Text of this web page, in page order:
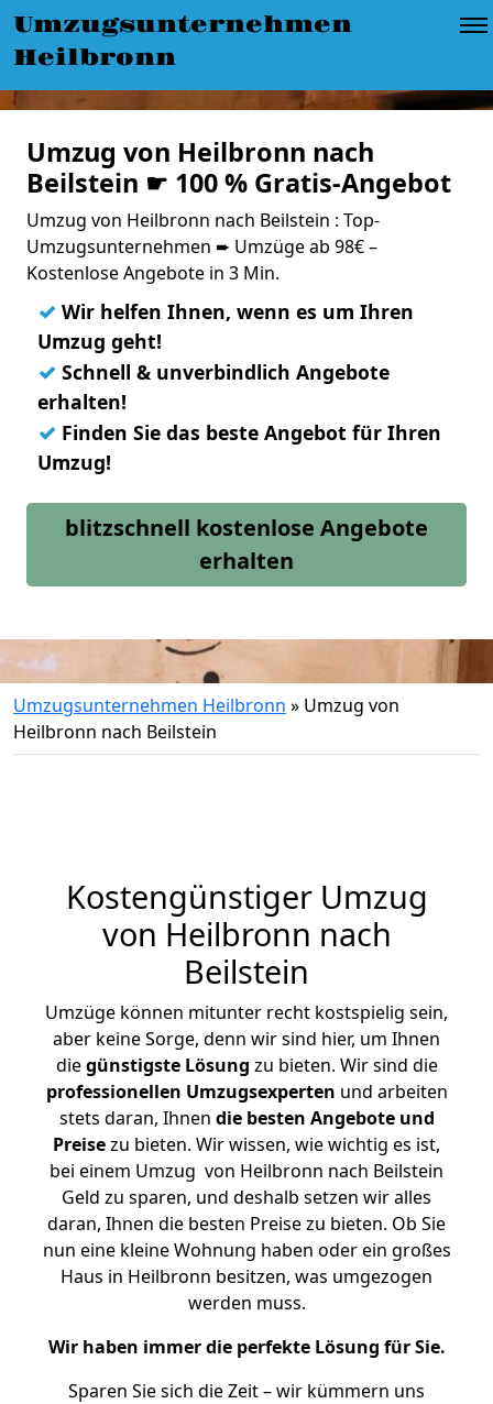
Umzugsunternehmen
Heilbronn
Umzug von Heilbronn nach
Beilstein ☛ 100 % Gratis-Angebot
Umzug von Heilbronn nach Beilstein : Top-
Umzugsunternehmen ➨ Umzüge ab 98€ –
Kostenlose Angebote in 3 Min.
✓ Wir helfen Ihnen, wenn es um Ihren
Umzug geht!
✓ Schnell & unverbindlich Angebote
erhalten!
✓ Finden Sie das beste Angebot für Ihren
Umzug!
blitzschnell kostenlose Angebote
erhalten
Umzugsunternehmen Heilbronn » Umzug von
Heilbronn nach Beilstein
Kostengünstiger Umzug
von Heilbronn nach
Beilstein
Umzüge können mitunter recht kostspielig sein,
aber keine Sorge, denn wir sind hier, um Ihnen
diegünstigste Lösung zu bieten. Wir sind die
professionellen Umzugsexperten und arbeiten
stets daran, Ihnen die besten Angebote und
Preisezu bieten. Wir wissen, wie wichtig es ist,
bei einem Umzug von Heilbronn nach Beilstein
Geld zu sparen, und deshalb setzen wir alles
daran, Ihnen die besten Preise zu bieten. Ob Sie
nun eine kleine Wohnung haben oder ein großes
Haus in Heilbronn besitzen, was umgezogen
werden muss.
Wir haben immer die perfekte Lösung für Sie.
Sparen Sie sich die Zeit – wir kümmern uns